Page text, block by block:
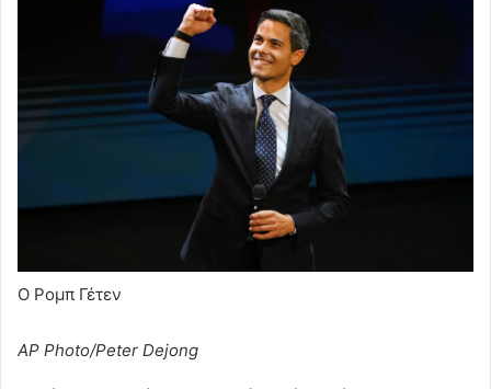
Ο Ρομπ Γέτεν
AP Photo/Peter Dejong